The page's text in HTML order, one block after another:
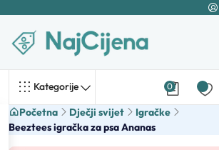
Kategorije 0
Početna Dječji svijet
Igračke
Beeztees igračka za psa Ananas